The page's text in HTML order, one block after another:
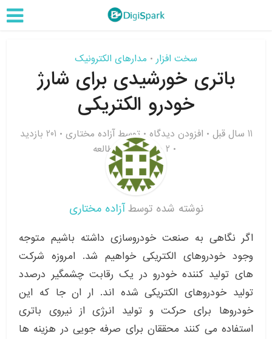
سخت افزار • مدارهای الکترونیک
باتری خورشیدی برای شارژ
خودرو الکتریکی
11 سال قبل افزودن دیدگاه توسط آزاده مختاری
201 بازدید
2 دقیقه زمان مطالعه
نوشته شده توسطآزاده مختاری
اگر نگاهی به صنعت خودروسازی داشته باشیم متوجه
وجود خودروهای الکتریکی خواهیم شد. امروزه شرکت
های تولید کننده خودرو در یک رقابت چشمگیر درصدد
تولید خودروهای الکتریکی شده اند. ار ان جا که این
خودروها برای حرکت و تولید انرژی از نیروی باتری
استفاده می کنند محققان برای صرفه جویی در هزینه ها